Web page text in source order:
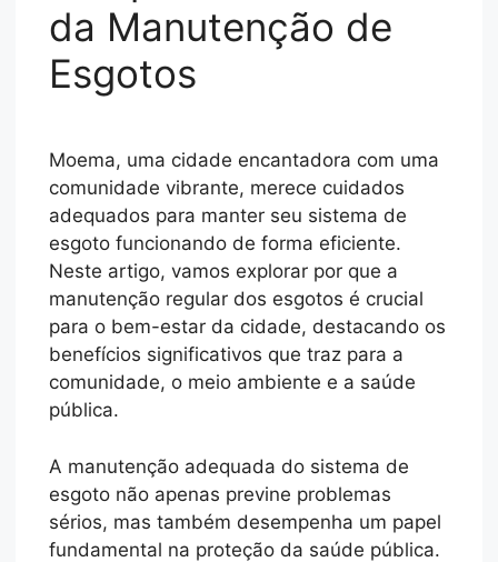
da Manutenção de
Esgotos
Moema, uma cidade encantadora com uma
comunidade vibrante, merece cuidados
adequados para manter seu sistema de
esgoto funcionando de forma eficiente.
Neste artigo, vamos explorar por que a
manutenção regular dos esgotos é crucial
para o bem-estar da cidade, destacando os
benefícios significativos que traz para a
comunidade, o meio ambiente e a saúde
pública.
A manutenção adequada do sistema de
esgoto não apenas previne problemas
sérios, mas também desempenha um papel
fundamental na proteção da saúde pública.